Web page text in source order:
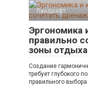
Ландшафт
Эргономика
правильно
зоны
Создание
требует глубокого
правильного выбора